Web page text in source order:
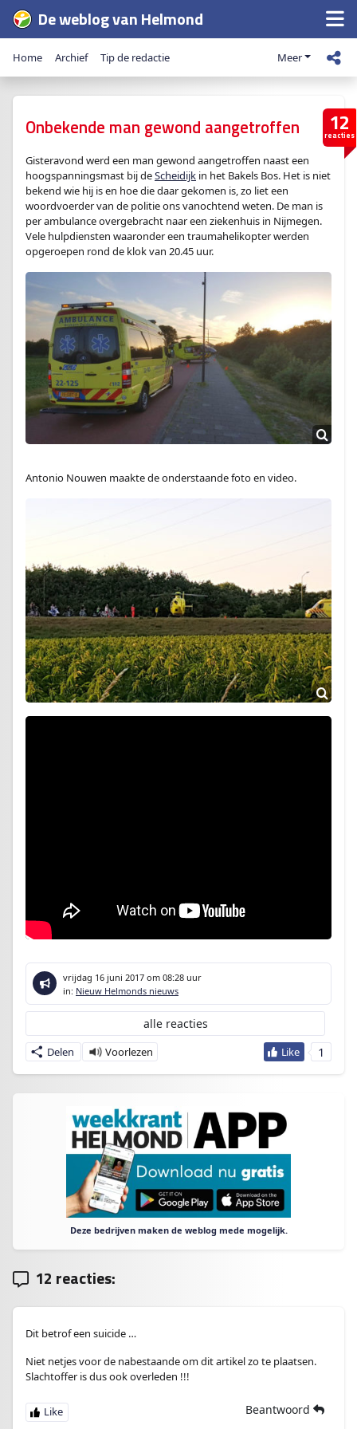
De weblog van Helmond
Home Archief Tip de redactie Meer
12
reacties
Onbekende man gewond aangetroffen
Gisteravond werd een man gewond aangetroffen naast een
hoogspanningsmast bij deScheidijk in het Bakels Bos. Het is niet
bekend wie hij is en hoe die daar gekomen is, zo liet een
woordvoerder van de politie ons vanochtend weten. De man is
per ambulance overgebracht naar een ziekenhuis in Nijmegen.
Vele hulpdiensten waaronder een traumahelikopter werden
opgeroepen rond de klok van 20.45 uur.
Antonio Nouwen maakte de onderstaande foto en video.
vrijdag 16 juni 2017 om 08:28 uur
in: Nieuw Helmonds nieuws
1
Delen
alle reacties
Deze bedrijven maken de weblog mede mogelijk.
12 reacties:
Dit betrof een suicide …
Niet netjes voor de nabestaande om dit artikel zo te plaatsen.
Slachtoffer is dus ook overleden !!!
Beantwoord